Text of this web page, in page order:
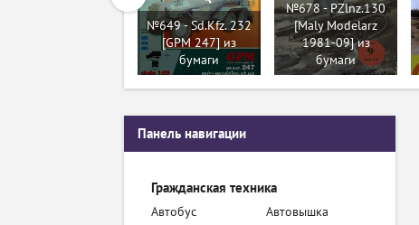
№649 - Sd.Kfz. 232
[GPM 247] из
бумаги
№678 - PZlnz.130
[Maly Modelarz
1981-09] из
бумаги
Панель навигации
Гражданская техника
Автобус
Автовышка